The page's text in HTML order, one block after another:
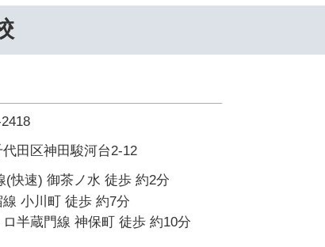
田区神田駿河台2-12
(快速) 御茶ノ水 徒歩 約2分
小川町 徒歩 約7分
半蔵門線 神保町 徒歩 約10分